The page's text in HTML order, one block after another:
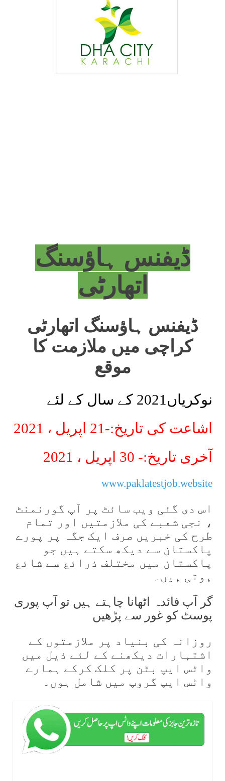
ڈیفنس ہاؤسنگ
اتھارٹی
ڈیفنس ہاؤسنگ اتھارٹی
کراچی میں ملازمت کا
موقع
نوکریاں2021 کے سال کے لئے
اشاعت کی تاریخ:-21 اپریل ، 2021
آخری تاریخ:- 30 اپریل ، 2021
www.paklatestjob.website
اس دی گئی ویب سائٹ پر آپ گورنمنٹ
، نجی شعبے کی ملازمتیں اور تمام
طرح کی خبریں صرف ایک جگہ پر پورے
پاکستان سے دیکھ سکتے ہیں جو
پاکستان میں مختلف ذرائع سے شائع
ہوتی ہیں۔
گر آپ فائدہ اٹھانا چاہتے ہیں تو آپ پوری
پوسٹ کو غور سے پڑھیں
روزانہ کی بنیاد پر ملازمتوں کے
اشتہارات دیکھنے کے لئے ذیل میں
واٹس ایپ بٹن پر کلک کرکے ہمارے
واٹس ایپ گروپ میں شامل ہوں۔